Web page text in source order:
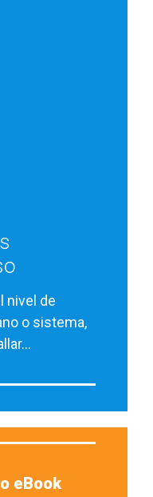
nivel de
o sistema,
eBook